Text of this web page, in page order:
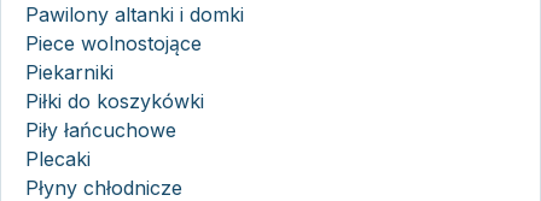
Pawilony altanki i domki
Piece wolnostojące
Piekarniki
Piłki do koszykówki
Piły łańcuchowe
Plecaki
Płyny chłodnicze